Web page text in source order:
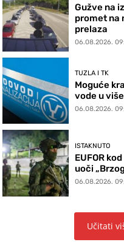
Gužve na
promet na
prelaza
06.08.2026.
TUZLA I TK
Moguće
vode u
06.08.2026.
ISTAKNUTO
EUFOR
uoči
06.08.2026.
Učitati